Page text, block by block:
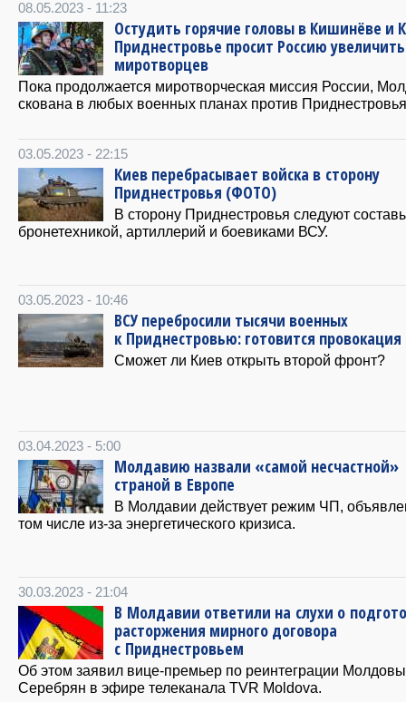
08.05.2023 - 11:23
Остудить горячие головы в Кишинёве и
Приднестровье просит Россию
миротворцев
Пока продолжается миротворческая миссия России,
скована в любых военных планах против
03.05.2023 - 22:15
Киев перебрасывает войска в сторону
Приднестровья (ФОТО)
В сторону Приднестровья следуют
бронетехникой, артиллерий и боевиками ВСУ.
03.05.2023 - 10:46
ВСУ перебросили тысячи военных
к Приднестровью: готовится провокация
Сможет ли Киев открыть второй фронт?
03.04.2023 - 5:00
Молдавию назвали «самой несчастной»
страной в Европе
В Молдавии действует режим ЧП,
том числе из-за энергетического кризиса.
30.03.2023 - 21:04
В Молдавии ответили на слухи о
расторжения мирного договора
с Приднестровьем
Об этом заявил вице-премьер по реинтеграции
Серебрян в эфире телеканала TVR Moldova.